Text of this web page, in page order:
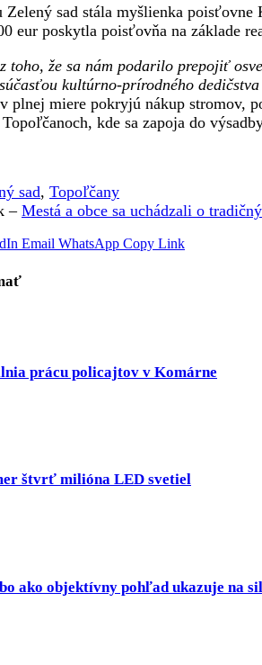
sad stála myšlienka
eur poskytla poisťovňa na základe
toho, že sa nám podarilo prepojiť
kultúrno-prírodného
plnej miere pokryjú nákup stromov,
kde sa zapoja do
sad, Topoľčany
– Mestá a obce sa uchádzali o
Email WhatsApp Copy Link
prácu policajtov v Komárne
štvrť milióna LED svetiel
ako objektívny pohľad ukazuje na